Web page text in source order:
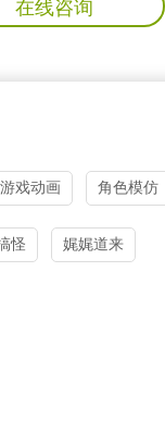
在线咨询
游戏动画 角色模仿
怪 娓娓道来